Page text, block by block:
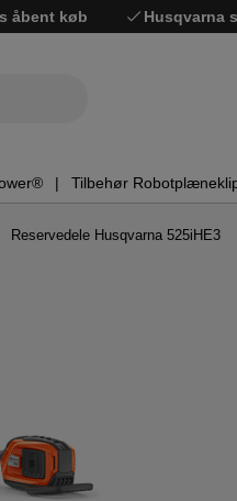
åbent køb Husqvarna
Tilbehør
Reservedele Husqvarna 525iHE3